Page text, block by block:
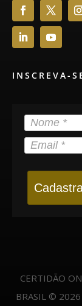
INSCREVA-
CERTIDÃO
BRASIL ©